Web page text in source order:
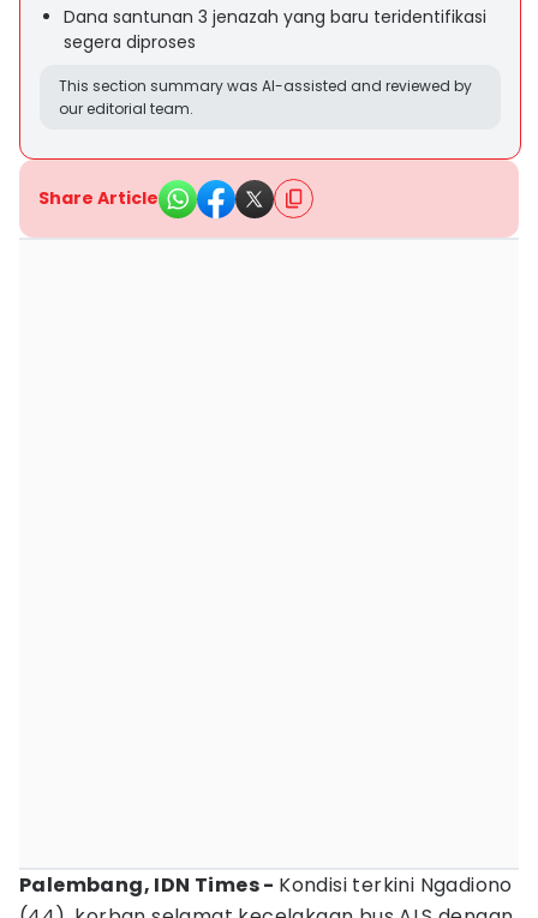
Dana santunan 3 jenazah yang baru teridentifikasi
segera diproses
This section summary was AI-assisted and reviewed by
our editorial team.
Share Article
Palembang, IDN Times - ‎ Kondisi terkini Ngadiono